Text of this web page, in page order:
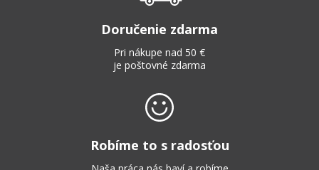
Doručenie zdarma
Pri nákupe nad 50 €
je poštovné zdarma
Robíme to s radosťou